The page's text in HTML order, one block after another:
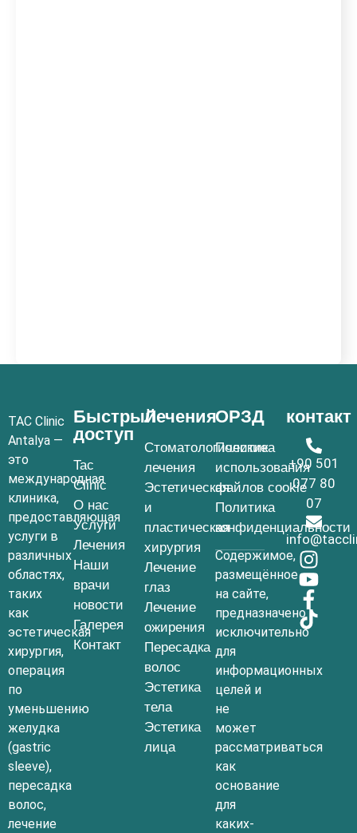
TAC Clinic
Antalya —
это
международная
клиника,
предоставляющая
услуги в
различных
областях,
таких
как
эстетическая
хирургия,
операция
по
уменьшению
желудка
(gastric
sleeve),
пересадка
волос,
лечение
Быстрый
доступ
Tac
Clinic
О нас
Услуги
Лечения
Наши
врачи
новости
Галерея
Контакт
Лечения
Стоматологические
лечения
Эстетическая
и
пластическая
хирургия
Лечение
глаз
Лечение
ожирения
Пересадка
волос
Эстетика
тела
Эстетика
лица
ОРЗД
Политика
использования
файлов cookie
Политика
конфиденциальности
Содержимое,
размещённое
на сайте,
предназначено
исключительно
для
информационных
целей и
не
может
рассматриваться
как
основание
для
каких-
контакт
+90 501
077 80
07